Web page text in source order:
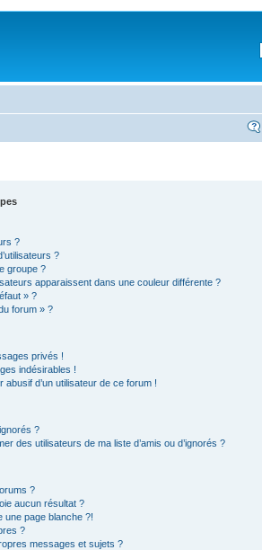
?
?
groupe ?
apparaissent dans une couleur différente ?
» ?
forum » ?
privés !
indésirables !
abusif d’un utilisateur de ce forum !
?
des utilisateurs de ma liste d’amis ou d’ignorés ?
?
aucun résultat ?
une page blanche ?!
?
messages et sujets ?